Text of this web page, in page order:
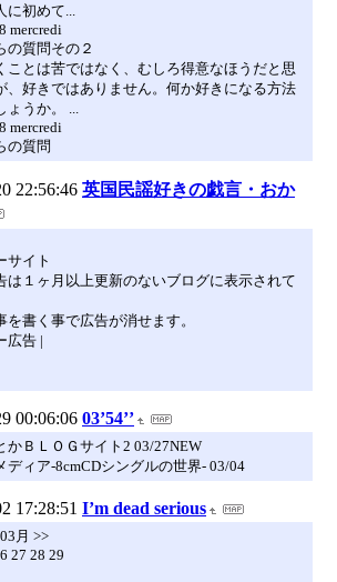
初めて...
mercredi
の質問その２
ことは苦ではなく、むしろ得意なほうだと思
、好きではありません。何か好きになる方法
うか。 ...
mercredi
の質問
22:56:46 英国民謡好きの戯言・おか
サイト
は１ヶ月以上更新のないブログに表示されて
を書く事で広告が消せます。
広告 |
00:06:06 03’54’’
かＢＬＯＧサイト2 03/27NEW
ディア-8cmCDシングルの世界- 03/04
17:28:51 I’m dead serious
月 >>
27 28 29